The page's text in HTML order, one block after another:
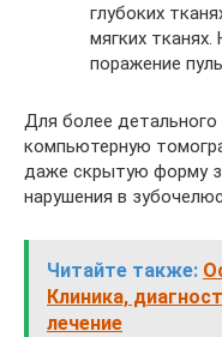
глубоких
мягких
поражение
Для более
компьютерную
даже скрытую форму
нарушения в
Читайте также:
Клиника,
лечение